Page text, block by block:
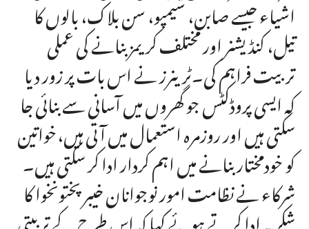
اشیاء جیسے صابن، شیمپو، سن بلاک، بالوں کا
تیل، کنڈیشنر اور مختلف کریمز بنانے کی عملی
تربیت فراہم کی۔ٹرینرز نے اس بات پر زور دیا
کہ ایسی پروڈکٹس جو گھروں میں آسانی سے بنائی جا
سکتی ہیں اور روزمرہ استعمال میں آتی ہیں،خواتین
کو خودمختار بنانے میں اہم کردار ادا کر سکتی ہیں۔
شرکاء نے نظامت امور نوجوانان خیبرپختونخوا کا
شکریہ ادا کرتے ہوئے کہا کہ اس طرح کے تربیتی